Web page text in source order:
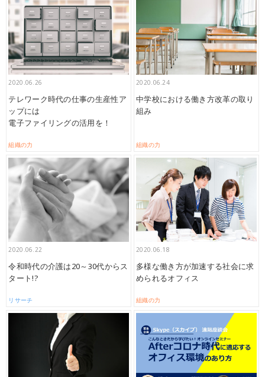
2020.06.26
テレワーク時代の仕事の生産性ア
ップには
電子ファイリングの活用を！
組織の力
2020.06.24
中学校における働き方改革の取り
組み
組織の力
2020.06.22
令和時代の介護は20～30代からス
タート!?
リサーチ
2020.06.18
多様な働き方が加速する社会に求
められるオフィス
組織の力